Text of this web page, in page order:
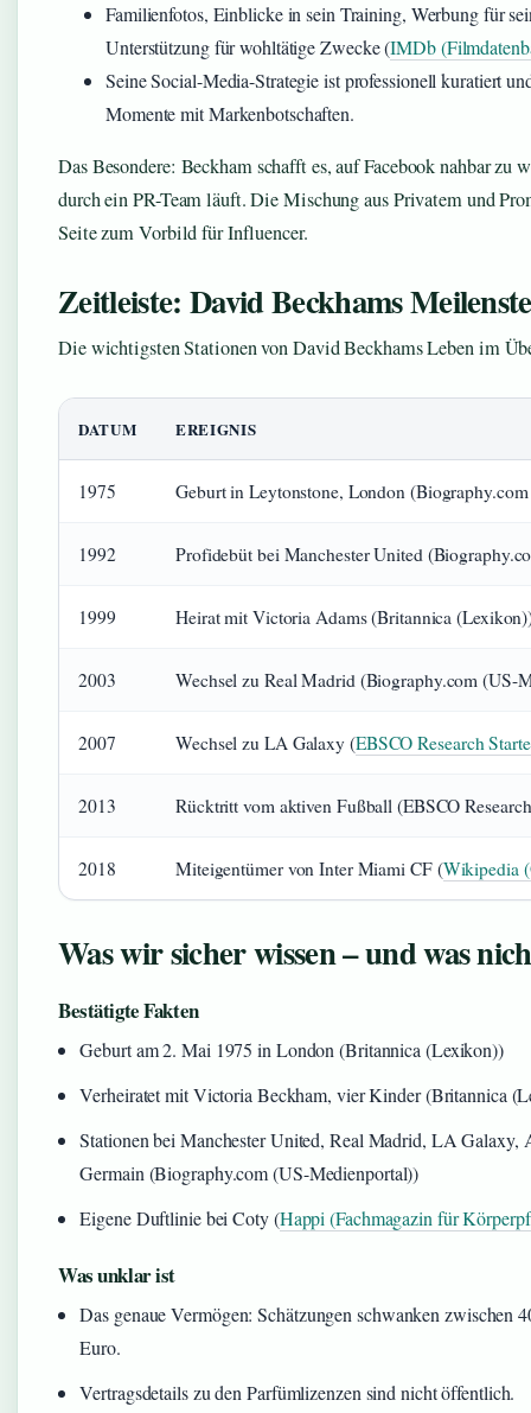
Familienfotos, Einblicke in sein Training, Werbung für
Unterstützung für wohltätige Zwecke (IMDb
Seine Social-Media-Strategie ist professionell kuratiert
Momente mit Markenbotschaften.
Das Besondere: Beckham schafft es, auf Facebook nahbar zu
durch ein PR-Team läuft. Die Mischung aus Privatem und
Seite zum Vorbild für Influencer.
Zeitleiste: David Beckhams
Die wichtigsten Stationen von David Beckhams Leben im
DATUM EREIGNIS
1975 Geburt in Leytonstone, London
1992 Profidebüt bei Manchester United
1999 Heirat mit Victoria Adams (Britannica
2003 Wechsel zu Real Madrid (Biography.com (US-
2007 Wechsel zu LA Galaxy (EBSCO Research
2013 Rücktritt vom aktiven Fußball (EBSCO
2018 Miteigentümer von Inter Miami CF (Wikipedia
Was wir sicher wissen – und was
Bestätigte Fakten
Geburt am 2. Mai 1975 in London (Britannica (Lexikon))
Verheiratet mit Victoria Beckham, vier Kinder (Britannica
Stationen bei Manchester United, Real Madrid, LA Galaxy,
Germain (Biography.com (US-Medienportal))
Eigene Duftlinie bei Coty (Happi (Fachmagazin für
Was unklar ist
Das genaue Vermögen: Schätzungen schwanken zwischen
Euro.
Vertragsdetails zu den Parfümlizenzen sind nicht öffentlich.